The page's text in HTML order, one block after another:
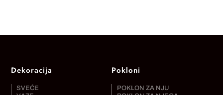
Dekoracija
SVEĆE
Pokloni
POKLON ZA NJU